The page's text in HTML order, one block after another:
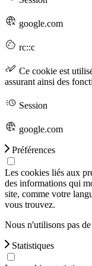
google.com
rc::c
Ce cookie est
assurant ainsi des
Session
google.com
Préférences
Les cookies liés aux
des informations qui
site, comme votre
vous trouvez.
Nous n'utilisons pas
Statistiques